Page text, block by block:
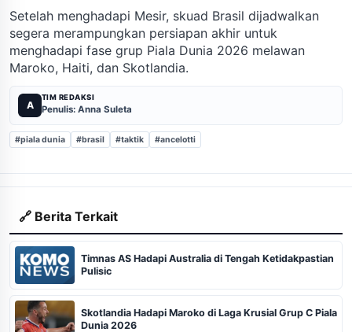
Setelah menghadapi Mesir, skuad Brasil dijadwalkan
segera merampungkan persiapan akhir untuk
menghadapi fase grup Piala Dunia 2026 melawan
Maroko, Haiti, dan Skotlandia.
A
TIM REDAKSI
Penulis: Anna Suleta
#piala dunia #brasil #taktik #ancelotti
🔗 Berita Terkait
Timnas AS Hadapi Australia di Tengah Ketidakpastian
Pulisic
Skotlandia Hadapi Maroko di Laga Krusial Grup C Piala
Dunia 2026